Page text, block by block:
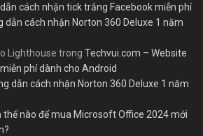
cách nhận tick trắng Facebook miễn phí
dẫn cách nhận Norton 360 Deluxe 1 năm
Lighthouse trong Techvui.com – Website
phí dành cho Android
dẫn cách nhận Norton 360 Deluxe 1 năm
thế nào để mua Microsoft Office 2024 mới